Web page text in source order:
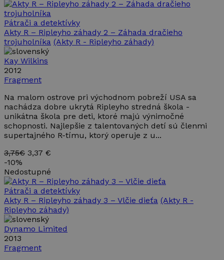
Pátrači a detektívky
Akty R – Ripleyho záhady 2 – Záhada dračieho
trojuholníka (Akty R - Ripleyho záhady)
Kay Wilkins
2012
Fragment
Na malom ostrove pri východnom pobreží USA sa
nachádza dobre ukrytá Ripleyho stredná škola -
unikátna škola pre deti, ktoré majú výnimočné
schopnosti. Najlepšie z talentovaných detí sú členmi
supertajného R-tímu, ktorý operuje z u...
3,75€ 3,37 €
-10%
Nedostupné
Pátrači a detektívky
Akty R – Ripleyho záhady 3 – Vlčie dieťa (Akty R -
Ripleyho záhady)
Dynamo Limited
2013
Fragment